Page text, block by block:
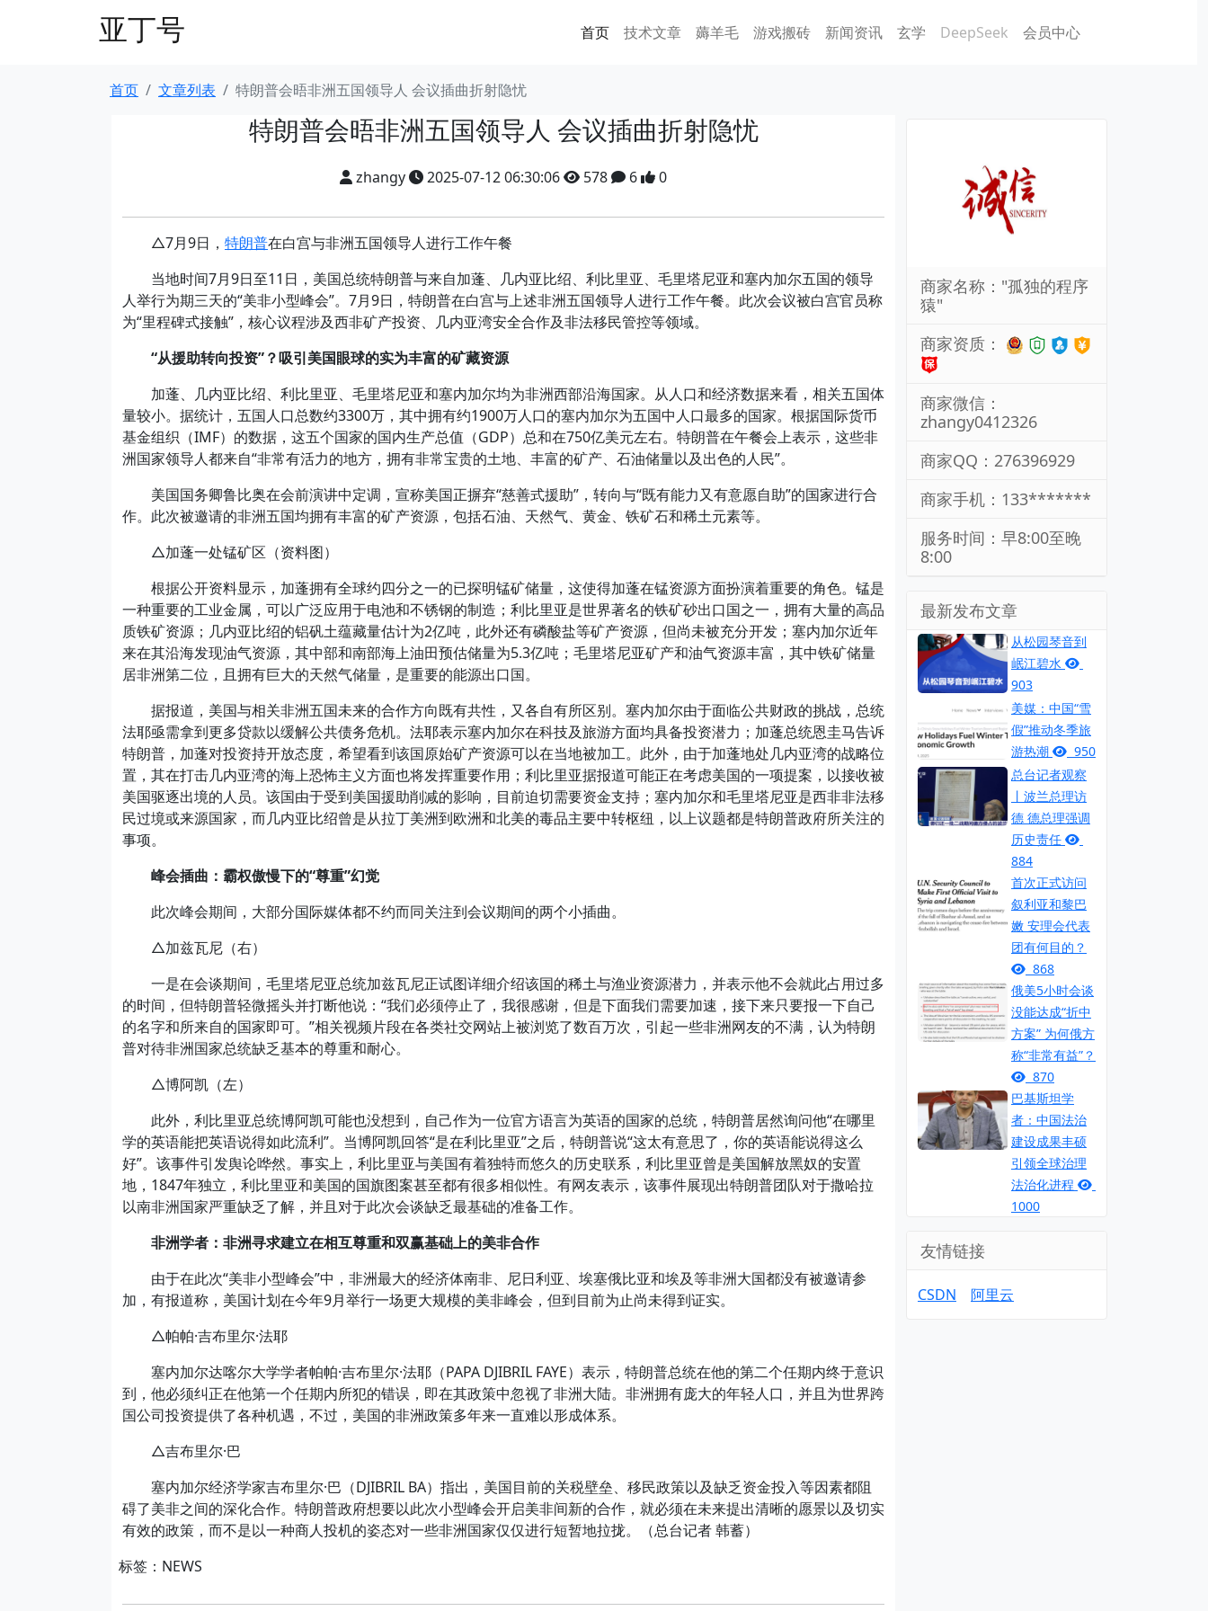
亚丁号 首页 技术文章 薅羊毛 游戏搬砖 新闻资讯 玄学 DeepSeek 会员中心
首页 文章列表 特朗普会晤非洲五国领导人 会议插曲折射隐忧
特朗普会晤非洲五国领导人 会议插曲折射隐忧
zhangy 2025-07-12 06:30:06 578 6 0
△7月9日， 特朗普在白宫与非洲五国领导人进行工作午餐
当地时间7月9日至11日，美国总统特朗普与来自加蓬、几内亚比绍、利比里亚、毛里塔尼亚和塞内加尔五国的领导
人举行为期三天的“美非小型峰会”。7月9日，特朗普在白宫与上述非洲五国领导人进行工作午餐。此次会议被白宫官员称
为“里程碑式接触”，核心议程涉及西非矿产投资、几内亚湾安全合作及非法移民管控等领域。
“从援助转向投资”？吸引美国眼球的实为丰富的矿藏资源
加蓬、几内亚比绍、利比里亚、毛里塔尼亚和塞内加尔均为非洲西部沿海国家。从人口和经济数据来看，相关五国体
量较小。据统计，五国人口总数约3300万，其中拥有约1900万人口的塞内加尔为五国中人口最多的国家。根据国际货币
基金组织（IMF）的数据，这五个国家的国内生产总值（GDP）总和在750亿美元左右。特朗普在午餐会上表示，这些非
洲国家领导人都来自“非常有活力的地方，拥有非常宝贵的土地、丰富的矿产、石油储量以及出色的人民”。
美国国务卿鲁比奥在会前演讲中定调，宣称美国正摒弃“慈善式援助”，转向与“既有能力又有意愿自助”的国家进行合
作。此次被邀请的非洲五国均拥有丰富的矿产资源，包括石油、天然气、黄金、铁矿石和稀土元素等。
△加蓬一处锰矿区（资料图）
根据公开资料显示，加蓬拥有全球约四分之一的已探明锰矿储量，这使得加蓬在锰资源方面扮演着重要的角色。锰是
一种重要的工业金属，可以广泛应用于电池和不锈钢的制造；利比里亚是世界著名的铁矿砂出口国之一，拥有大量的高品
质铁矿资源；几内亚比绍的铝矾土蕴藏量估计为2亿吨，此外还有磷酸盐等矿产资源，但尚未被充分开发；塞内加尔近年
来在其沿海发现油气资源，其中部和南部海上油田预估储量为5.3亿吨；毛里塔尼亚矿产和油气资源丰富，其中铁矿储量
居非洲第二位，且拥有巨大的天然气储量，是重要的能源出口国。
据报道，美国与相关非洲五国未来的合作方向既有共性，又各自有所区别。塞内加尔由于面临公共财政的挑战，总统
法耶亟需拿到更多贷款以缓解公共债务危机。法耶表示塞内加尔在科技及旅游方面均具备投资潜力；加蓬总统恩圭马告诉
特朗普，加蓬对投资持开放态度，希望看到该国原始矿产资源可以在当地被加工。此外，由于加蓬地处几内亚湾的战略位
置，其在打击几内亚湾的海上恐怖主义方面也将发挥重要作用；利比里亚据报道可能正在考虑美国的一项提案，以接收被
美国驱逐出境的人员。该国由于受到美国援助削减的影响，目前迫切需要资金支持；塞内加尔和毛里塔尼亚是西非非法移
民过境或来源国家，而几内亚比绍曾是从拉丁美洲到欧洲和北美的毒品主要中转枢纽，以上议题都是特朗普政府所关注的
事项。
峰会插曲：霸权傲慢下的“尊重”幻觉
此次峰会期间，大部分国际媒体都不约而同关注到会议期间的两个小插曲。
△加兹瓦尼（右）
一是在会谈期间，毛里塔尼亚总统加兹瓦尼正试图详细介绍该国的稀土与渔业资源潜力，并表示他不会就此占用过多
的时间，但特朗普轻微摇头并打断他说：“我们必须停止了，我很感谢，但是下面我们需要加速，接下来只要报一下自己
的名字和所来自的国家即可。”相关视频片段在各类社交网站上被浏览了数百万次，引起一些非洲网友的不满，认为特朗
普对待非洲国家总统缺乏基本的尊重和耐心。
△博阿凯（左）
此外，利比里亚总统博阿凯可能也没想到，自己作为一位官方语言为英语的国家的总统，特朗普居然询问他“在哪里
学的英语能把英语说得如此流利”。当博阿凯回答“是在利比里亚”之后，特朗普说“这太有意思了，你的英语能说得这么
好”。该事件引发舆论哗然。事实上，利比里亚与美国有着独特而悠久的历史联系，利比里亚曾是美国解放黑奴的安置
地，1847年独立，利比里亚和美国的国旗图案甚至都有很多相似性。有网友表示，该事件展现出特朗普团队对于撒哈拉
以南非洲国家严重缺乏了解，并且对于此次会谈缺乏最基础的准备工作。
非洲学者：非洲寻求建立在相互尊重和双赢基础上的美非合作
由于在此次“美非小型峰会”中，非洲最大的经济体南非、尼日利亚、埃塞俄比亚和埃及等非洲大国都没有被邀请参
加，有报道称，美国计划在今年9月举行一场更大规模的美非峰会，但到目前为止尚未得到证实。
△帕帕·吉布里尔·法耶
塞内加尔达喀尔大学学者帕帕·吉布里尔·法耶（PAPA DJIBRIL FAYE）表示，特朗普总统在他的第二个任期内终于意识
到，他必须纠正在他第一个任期内所犯的错误，即在其政策中忽视了非洲大陆。非洲拥有庞大的年轻人口，并且为世界跨
国公司投资提供了各种机遇，不过，美国的非洲政策多年来一直难以形成体系。
△吉布里尔·巴
塞内加尔经济学家吉布里尔·巴（DJIBRIL BA）指出，美国目前的关税壁垒、移民政策以及缺乏资金投入等因素都阻
碍了美非之间的深化合作。特朗普政府想要以此次小型峰会开启美非间新的合作，就必须在未来提出清晰的愿景以及切实
有效的政策，而不是以一种商人投机的姿态对一些非洲国家仅仅进行短暂地拉拢。（总台记者 韩蓄）
标签：NEWS
商家名称："孤独的程序
猿"
商家资质：
商家微信：
zhangy0412326
商家QQ：276396929
商家手机：133*******
服务时间：早8:00至晚
8:00
最新发布文章
从松园琴音到
岷江碧水
903
美媒：中国“雪
假”推动冬季旅
游热潮
950
总台记者观察
丨波兰总理访
德 德总理强调
历史责任
884
首次正式访问
叙利亚和黎巴
嫩 安理会代表
团有何目的？
868
俄美5小时会谈
没能达成“折中
方案” 为何俄方
称“非常有益”？
870
巴基斯坦学
者：中国法治
建设成果丰硕
引领全球治理
法治化进程
1000
友情链接
CSDN 阿里云